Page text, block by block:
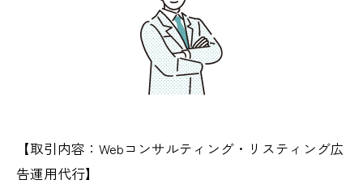
【取引内容：Webコンサルティング・リスティング広
告運用代行】